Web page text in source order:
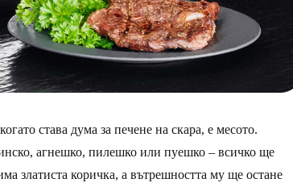
става дума за печене на скара, е месото.
агнешко, пилешко или пуешко – всичко ще
златиста коричка, а вътрешността му ще остане